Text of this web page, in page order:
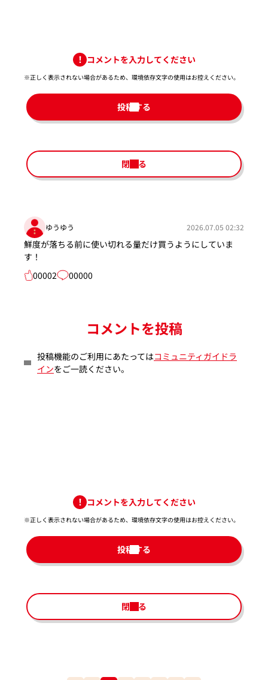
コメントを入力してください
※正しく表示されない場合があるため、環境依存文字の使用はお控えください。​
投稿する
閉じる
ゆうゆう 2026.07.05 02:32
鮮度が落ちる前に使い切れる量だけ買うようにしていま
す！
00002
00000
コメントを投稿
投稿機能のご利用にあたってはコミュニティガイドラ
インをご一読ください。
コメントを入力してください
※正しく表示されない場合があるため、環境依存文字の使用はお控えください。​
投稿する
閉じる